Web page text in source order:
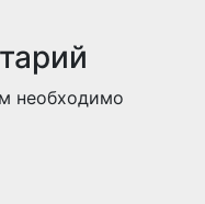
необходимо